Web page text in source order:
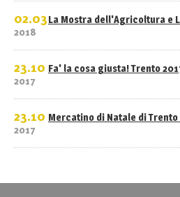
02.03
2018
La Mostra dell'Agricoltura e
23.10
2017
Fa' la cosa giusta! Trento
23.10
2017
Mercatino di Natale di Trento